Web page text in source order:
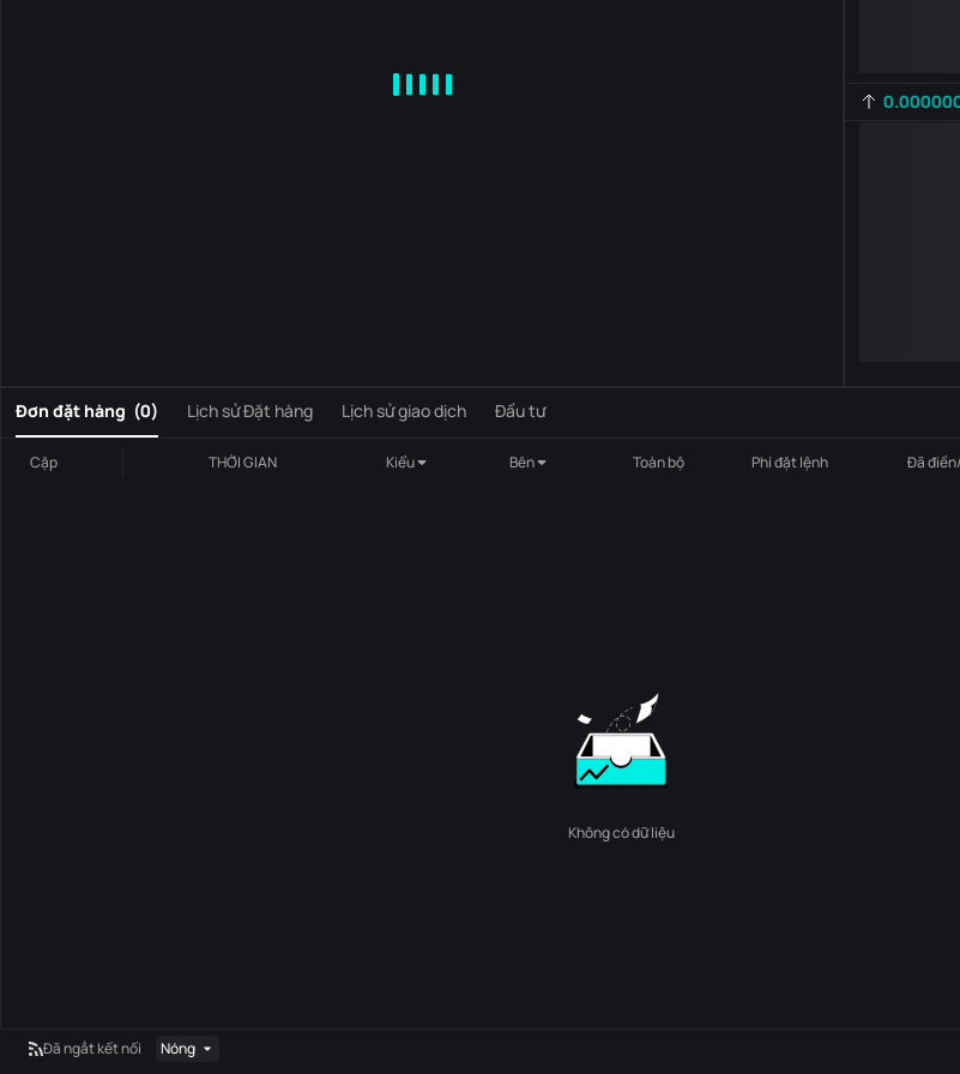
Đơn đặt hàng (0) Lịch sử Đặt hàng Lịch sử giao dịch Đầu tư
Cặp THỜI GIAN Kiểu Bên Toàn bộ Phí đặt lệnh Đã
Không có dữ liệu
Đã ngắt kết nối Nóng